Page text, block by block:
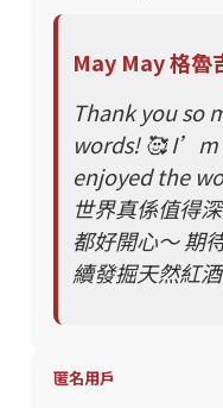
May May 格魯
Thank you so
words! 🥰
enjoyed the
世界真係值得
都好開心～ 期
續發掘天然紅
匿名用戶